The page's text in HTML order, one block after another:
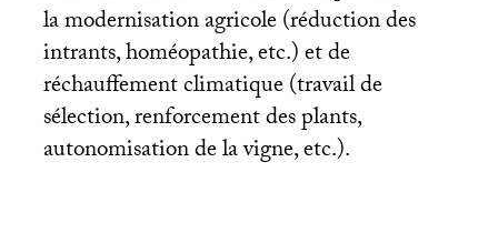
la modernisation agricole (réduction des
intrants, homéopathie, etc.) et de
réchauffement climatique (travail de
sélection, renforcement des plants,
autonomisation de la vigne, etc.).